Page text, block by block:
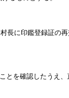
長に印鑑登録証の
とを確認したうえ